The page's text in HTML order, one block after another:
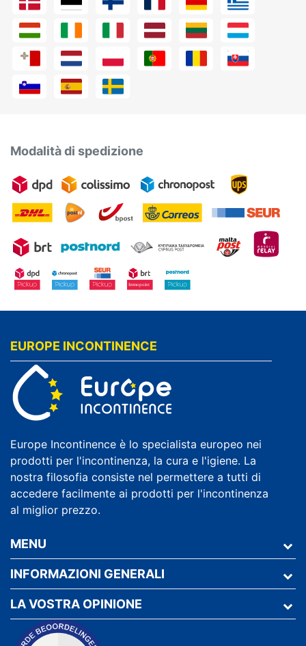
Modalità di spedizione
EUROPE INCONTINENCE
Europe Incontinence è lo specialista europeo nei
prodotti per l'incontinenza, la cura e l'igiene. La
nostra filosofia consiste nel permettere a tutti di
accedere facilmente ai prodotti per l'incontinenza
al miglior prezzo.
MENU
INFORMAZIONI GENERALI
LA VOSTRA OPINIONE